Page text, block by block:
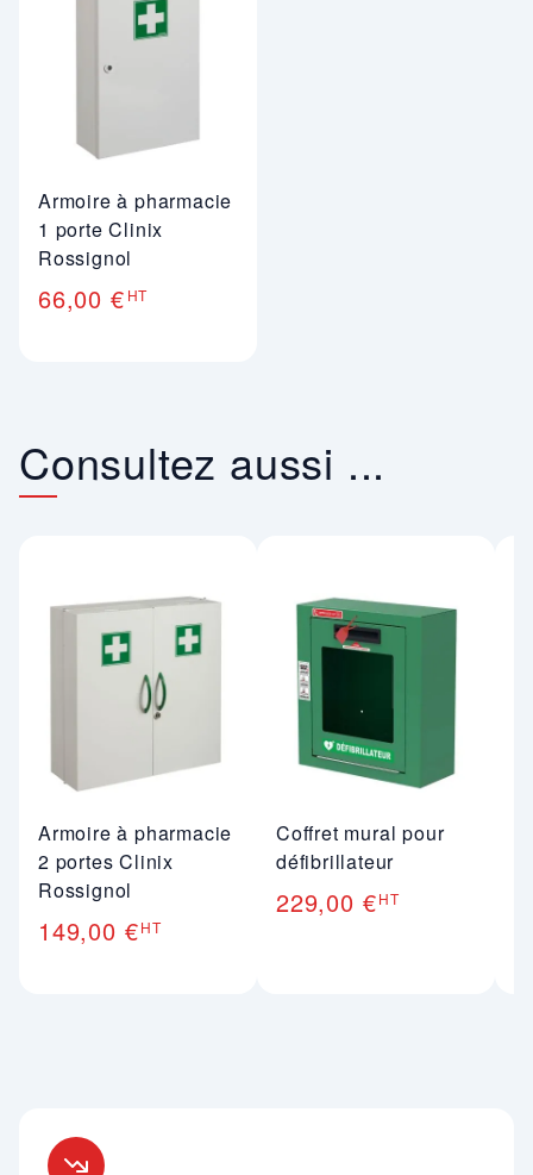
Armoire à pharmacie
1 porte Clinix
Rossignol
66,00 € HT
Consultez aussi ...
Armoire à pharmacie
2 portes Clinix
Rossignol
149,00 €HT
Coffret mural pour
défibrillateur
229,00 €HT